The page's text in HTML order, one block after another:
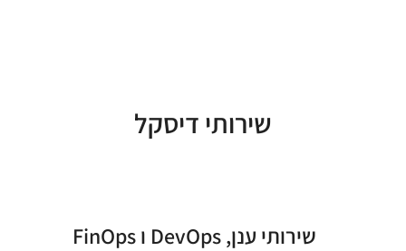
שירותי דיסקל
שירותי ענן, DevOps ו FinOps